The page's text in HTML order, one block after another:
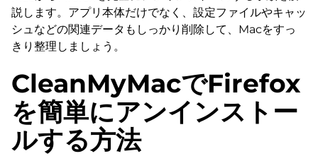
説します。アプリ本体だけでなく、設定ファイルやキャッ
シュなどの関連データもしっかり削除して、Macをすっ
きり整理しましょう。
CleanMyMacでFirefox
を簡単にアンインストー
ルする方法